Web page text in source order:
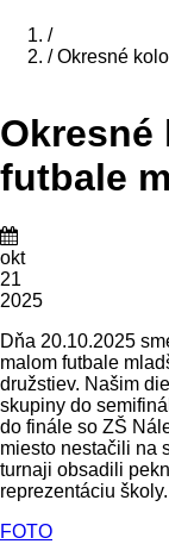
Breadcrumb
/Domov
/ Okresné
Okresné
futbale
okt
21
2025
Dňa 20.10.2025
malom futbale
družstiev. Našim
skupiny do
do finále so ZŠ
miesto nestačili na
turnaji obsadili
reprezentáciu školy.
FOTO